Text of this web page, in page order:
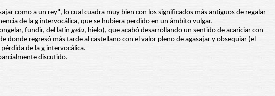
como a un rey", lo cual cuadra muy bien con los significados más antiguos de regalar
de la g intervocálica, que se hubiera perdido en un ámbito vulgar.
fundir, del latíngelu, hielo), que acabó desarrollando un sentido de acariciar con
donde regresó más tarde al castellano con el valor pleno de agasajar y obsequiar (el
de la g intervocálica.
discutido.